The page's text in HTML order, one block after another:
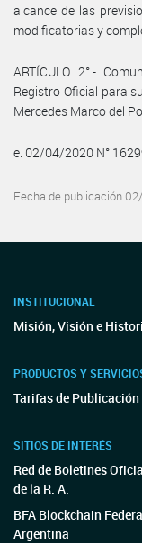
alcance de las
modificatorias y
ARTÍCULO 2°.-
Registro Oficial para
Mercedes Marco del
e. 02/04/2020 N°
Fecha de publicación
INSTITUCIONAL
Misión, Visión e
PRODUCTOS Y
Tarifas de Publicación
SITIOS DE INTERÉS
Red de Boletines
de la R. A.
BFA Blockchain
Argentina